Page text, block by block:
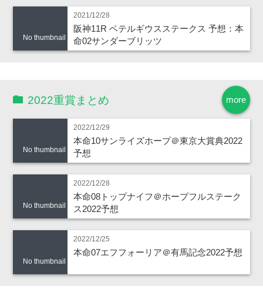
No thumbnail
2021/12/28
阪神11R ベテルギウスステークス 予想：本
命02サンダーブリッツ
more
2022重賞まとめ
No thumbnail
2022/12/29
本命10サンライズホープ＠東京大賞典2022
予想
No thumbnail
2022/12/28
本命08トップナイフ＠ホープフルステーク
ス2022予想
No thumbnail
2022/12/25
本命07エフフォーリア＠有馬記念2022予想